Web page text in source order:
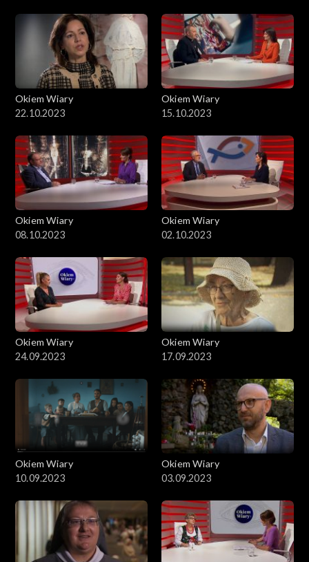
Okiem Wiary
22.10.2023
Okiem Wiary
15.10.2023
Okiem Wiary
08.10.2023
Okiem Wiary
02.10.2023
Okiem Wiary
24.09.2023
Okiem Wiary
17.09.2023
Okiem Wiary
10.09.2023
Okiem Wiary
03.09.2023